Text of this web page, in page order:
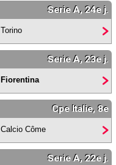
Serie A, 24e j.
Torino
Serie A, 23e j.
Fiorentina
Cpe Italie, 8e
Calcio Côme
Serie A, 22e j.